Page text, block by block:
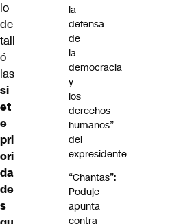
io
de
tall
ó
las
si
et
e
pri
ori
da
de
s
la
defensa
de
la
democracia
y
los
derechos
humanos”
del
expresidente
“Chantas”:
Poduje
apunta
contra